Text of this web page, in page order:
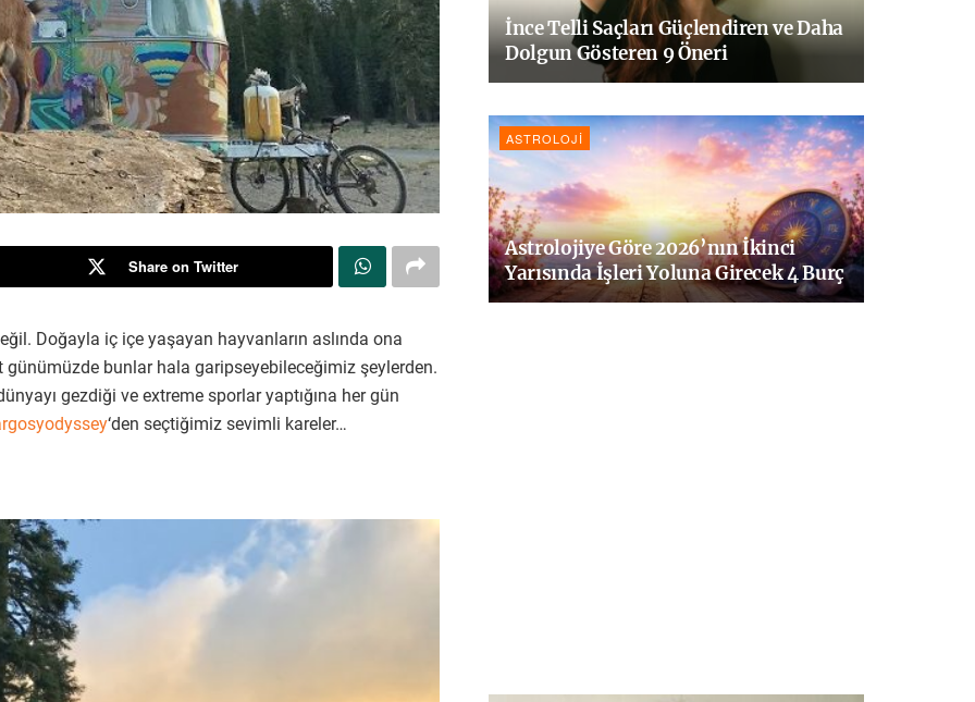
Share on Twitter
Doğayla iç içe yaşayan hayvanların aslında ona
bunlar hala garipseyebileceğimiz şeylerden.
gezdiği ve extreme sporlar yaptığına her gün
‘den seçtiğimiz sevimli kareler…
İnce Telli Saçları Güçlendiren ve Daha
Dolgun Gösteren 9 Öneri
ASTROLOJI
Astrolojiye Göre 2026’nın İkinci
Yarısında İşleri Yoluna Girecek 4 Burç